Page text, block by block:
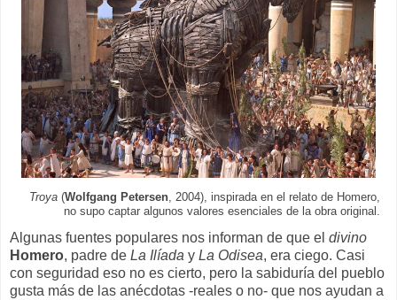
Troya (Wolfgang Petersen, 2004), inspirada en el relato de Homero,
no supo captar algunos valores esenciales de la obra original.
Algunas fuentes populares nos informan de que el divino
Homero, padre de La Ilíada y La Odisea, era ciego. Casi
con seguridad eso no es cierto, pero la sabiduría del pueblo
gusta más de las anécdotas -reales o no- que nos ayudan a